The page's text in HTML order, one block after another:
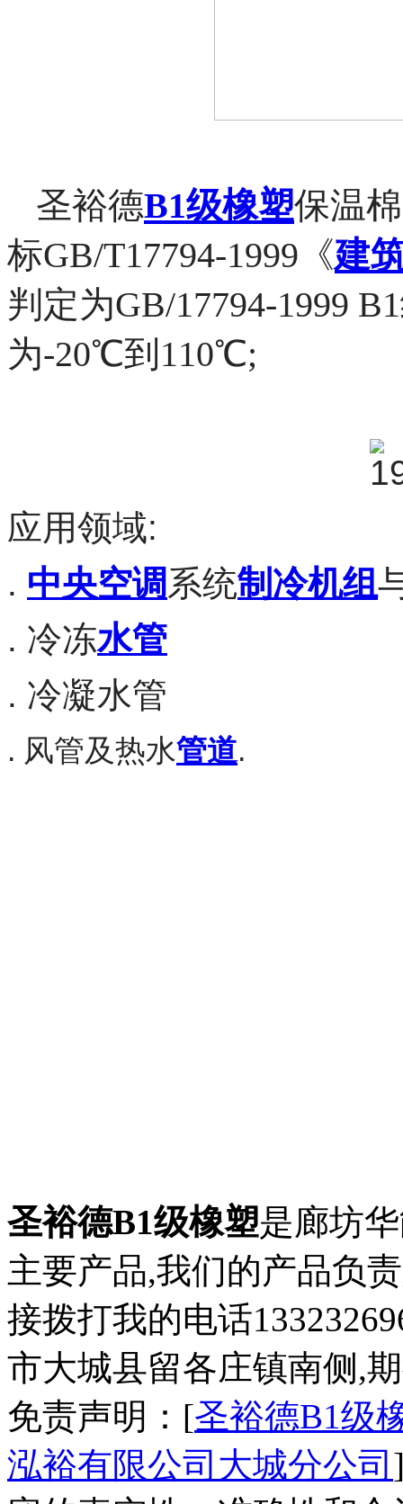
圣裕德B1级橡塑保温
标GB/T17794-1999《建
判定为GB/17794-1999
为-20℃到110℃;
应用领域:
. 中央空调 系统制冷机组
. 冷冻水管
. 冷凝水管
. 风管及热水管道.
圣裕德B1级橡塑是廊坊
主要产品,我们的产品负
接拨打我的电话
市大城县留各庄镇南侧,
免责声明：[圣裕德B1级
泓裕有限公司大城分公司